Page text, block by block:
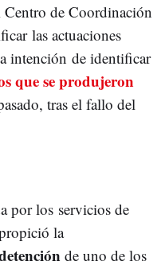
Centro de Coordinación
las actuaciones
intención de identificar
que se produjeron
tras el fallo del
por los servicios de
la
de uno de los